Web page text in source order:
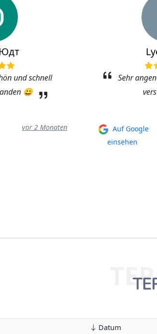
und schnell
😀
vor 2 Monaten
Sehr
Auf Google
einsehen
Datum